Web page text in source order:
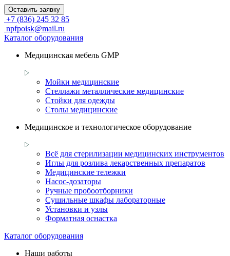
Оставить заявку
+7 (836) 245 32 85
npfpoisk@mail.ru
Каталог оборудования
Медицинская мебель GMP
Мойки медицинские
Стеллажи металлические медицинские
Стойки для одежды
Столы медицинские
Медицинское и технологическое оборудование
Всё для стерилизации медицинских инструментов
Иглы для розлива лекарственных препаратов
Медицинские тележки
Насос-дозаторы
Ручные пробоотборники
Сушильные шкафы лабораторные
Установки и узлы
Форматная оснастка
Каталог оборудования
Наши работы